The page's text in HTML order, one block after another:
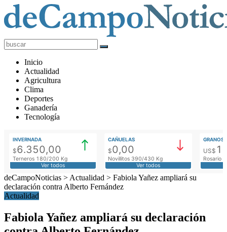
deCampoNoticias
Actualidad
Agropecuaria
Inicio
Actualidad
Agricultura
Clima
Deportes
Ganadería
Tecnología
INVERNADA
$6.350,00
Terneros 180/200 Kg
Ver todos
CAÑUELAS
$0,00
Novillitos 390/430 Kg
Ver todos
GRANOS
US$
Rosario
deCampoNoticias > Actualidad > Fabiola Yañez ampliará su
declaración contra Alberto Fernández
Actualidad
Fabiola Yañez ampliará su declaración